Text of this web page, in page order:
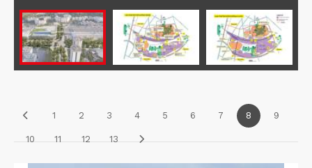
1 2 3 4 5 6 7 8 9
10 11 12 13